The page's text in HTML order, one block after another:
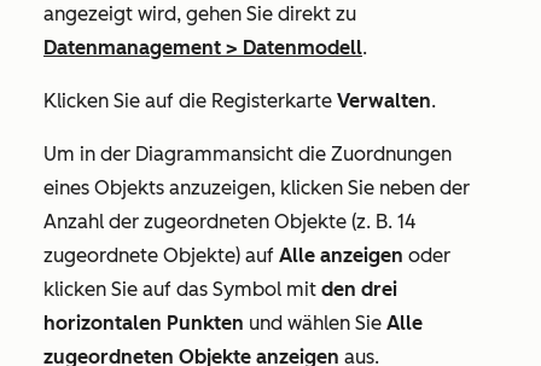
angezeigt wird, gehen Sie direkt zu
Datenmanagement > Datenmodell.
Klicken Sie auf die Registerkarte Verwalten.
Um in der Diagrammansicht die Zuordnungen
eines Objekts anzuzeigen, klicken Sie neben der
Anzahl der zugeordneten Objekte (z. B. 14
zugeordnete Objekte) auf Alle anzeigen oder
klicken Sie auf das Symbol mit den drei
horizontalen Punkten und wählen Sie Alle
zugeordneten Objekte anzeigen aus.